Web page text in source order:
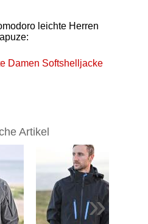
leichte Herren
Damen Softshelljacke
Artikel
»